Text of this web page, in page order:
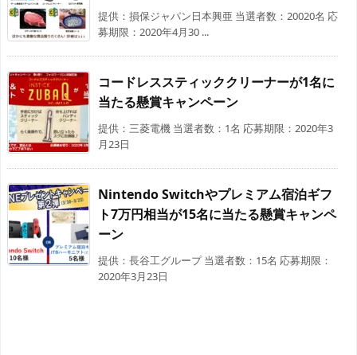
提供：損保ジャパン日本興亜 当選者数：20020名 応
募期限：2020年4月30 ...
コードレススティッククリーナーが1名に
当たる懸賞キャンペーン
提供：三菱電機 当選者数：1名 応募期限：2020年3
月23日
Nintendo Switchやプレミアム宿泊ギフ
ト7万円相当が15名に当たる懸賞キャンペ
ーン
提供：長谷工グループ 当選者数：15名 応募期限：
2020年3月23日